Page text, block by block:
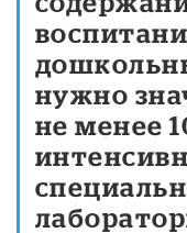
нужно
не менее